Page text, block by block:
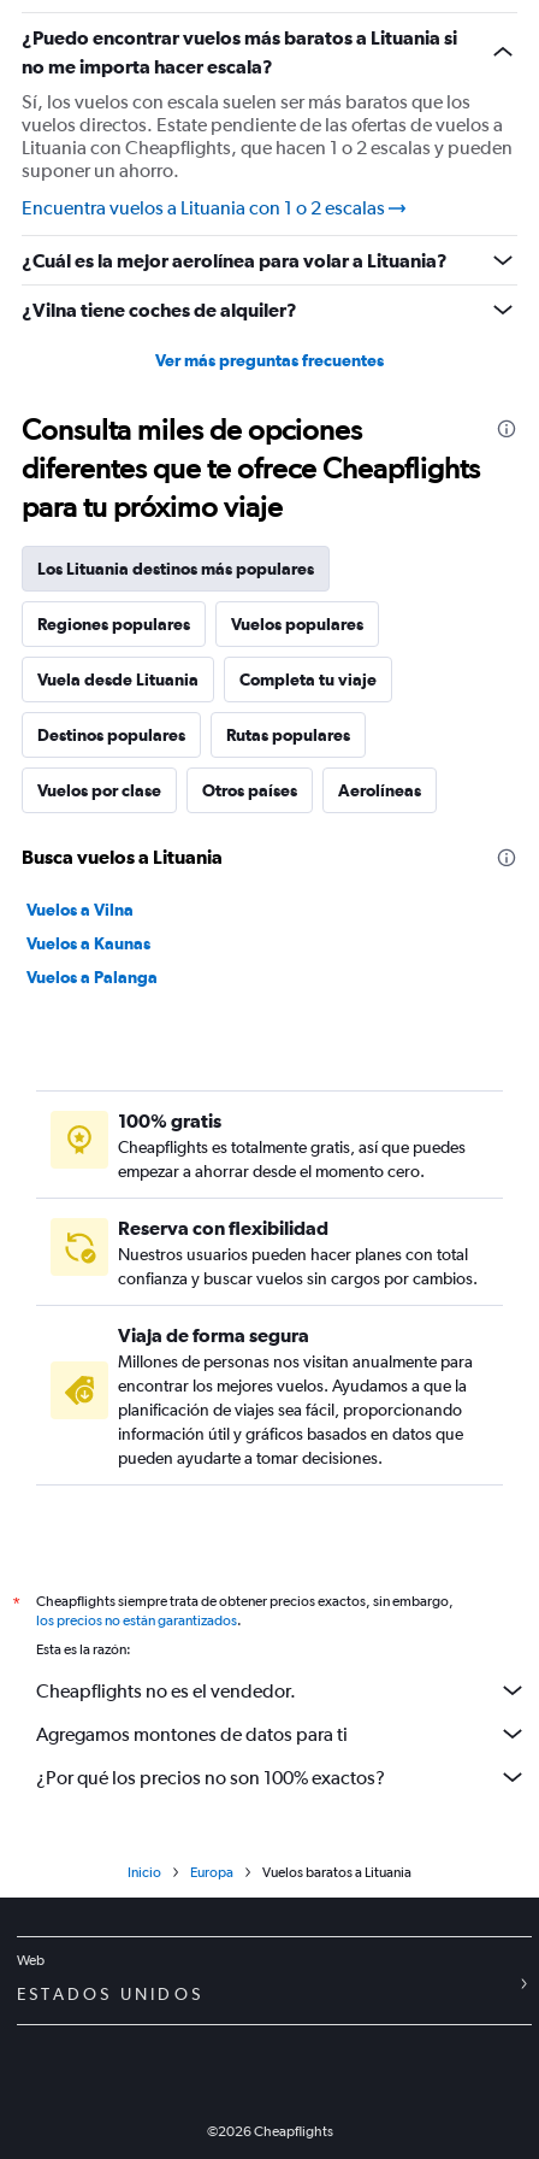
Y
axis
displaying
de
popularidad.
Range:
0
120.
¿Puedo encontrar vuelos más baratos a Lituania si
no me importa hacer escala?
Sí, los vuelos con escala suelen ser más baratos que los
vuelos directos. Estate pendiente de las ofertas de vuelos a
Lituania con Cheapflights, que hacen 1 o 2 escalas y pueden
suponer un ahorro.
Encuentra vuelos a Lituania con 1 o 2 escalas
¿Cuál es la mejor aerolínea para volar a Lituania?
¿Vilna tiene coches de alquiler?
Ver más preguntas frecuentes
Consulta miles de opciones
diferentes que te ofrece Cheapflights
para tu próximo viaje
Los Lituania destinos más populares
Regiones populares Vuelos populares
Vuela desde Lituania Completa tu viaje
Destinos populares Rutas populares
Vuelos por clase Otros países Aerolíneas
Busca vuelos a Lituania
Vuelos a Vilna
Vuelos a Kaunas
Vuelos a Palanga
100% gratis
Cheapflights es totalmente gratis, así que puedes
empezar a ahorrar desde el momento cero.
Reserva con flexibilidad
Nuestros usuarios pueden hacer planes con total
confianza y buscar vuelos sin cargos por cambios.
Viaja de forma segura
Millones de personas nos visitan anualmente para
encontrar los mejores vuelos. Ayudamos a que la
planificación de viajes sea fácil, proporcionando
información útil y gráficos basados en datos que
pueden ayudarte a tomar decisiones.
*
Cheapflights siempre trata de obtener precios exactos, sin embargo,
los precios no están garantizados.
Esta es la razón:
Cheapflights no es el vendedor.
Agregamos montones de datos para ti
¿Por qué los precios no son 100% exactos?
Inicio Europa Vuelos baratos a Lituania
Web
ESTADOS UNIDOS
©2026Cheapflights